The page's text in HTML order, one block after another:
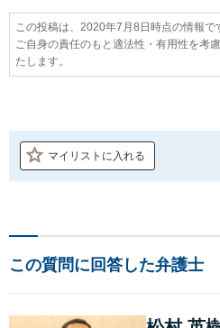
この投稿は、2020年7月8日時点の情報で
ご自身の責任のもと適法性・有用性を考
たします。
マイリストに入れる
この質問に回答した弁護士